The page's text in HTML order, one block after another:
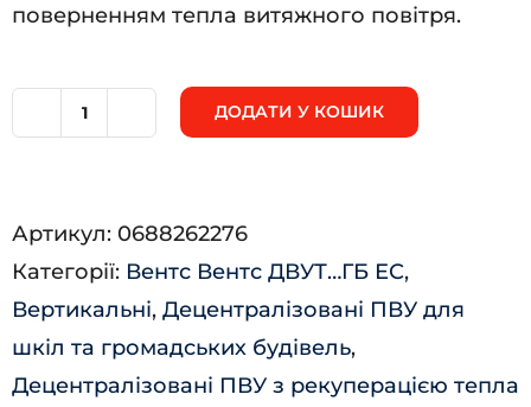
поверненням тепла витяжного повітря.
ГБЕ
ЕС
А21
кількість
ДОДАТИ У КОШИК
Артикул: 0688262276
Категорії: Вентс Вентс ДВУТ…ГБ ЕС,
Вертикальні, Децентралізовані ПВУ для
шкіл та громадських будівель,
Децентралізовані ПВУ з рекуперацією тепла